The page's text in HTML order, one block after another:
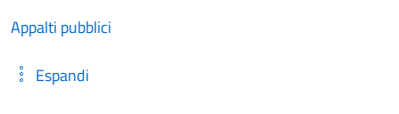
Appalti pubblici
Espandi